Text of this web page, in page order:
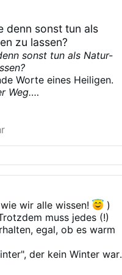
denn sonst tun als
zu lassen?
sonst tun als Natur-
Worte eines Heiligen.
Weg.
zu heben.
niemals als Rache
Medizin.
so bestrafend an,
das liegt nunmal in der
in der Natur der
wir alle wissen!
)
muss jedes (!)
egal, ob es warm
der kein Winter war,
wie früher im April,